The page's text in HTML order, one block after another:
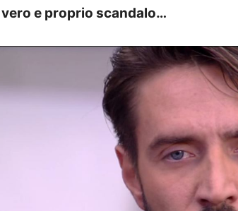
e proprio scandalo…